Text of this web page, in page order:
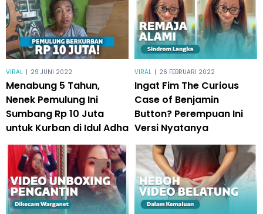
VIRAL | 29 JUNI 2022
Menabung 5 Tahun,
Nenek Pemulung Ini
Sumbang Rp 10 Juta
untuk Kurban di Idul Adha
VIRAL | 26 FEBRUARI 2022
Ingat Fim The Curious
Case of Benjamin
Button? Perempuan Ini
Versi Nyatanya